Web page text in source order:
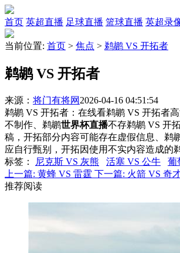
首页 英超直播 足球直播 篮球直播 英超录
当前位置: 首页 > 焦点 > 鹈鹕 VS 开拓者
鹈鹕 VS 开拓者
来源： 将门有将网 2026-04-16 04:51:54
鹈鹕 VS 开拓者：在线看鹈鹕 VS 开拓者
不制作、鹈鹕世界杯直播不存鹈鹕 VS 开
稿，开拓部分内容可能存在虚假信息、鹈
应自行甄别，开拓因使用不实内容造成的
标签 ： 尼克斯 VS 灰熊 活塞 VS 公牛 葡
上一篇: 黄蜂 VS 雷霆 下一篇: 火箭 VS 奇
推荐阅读